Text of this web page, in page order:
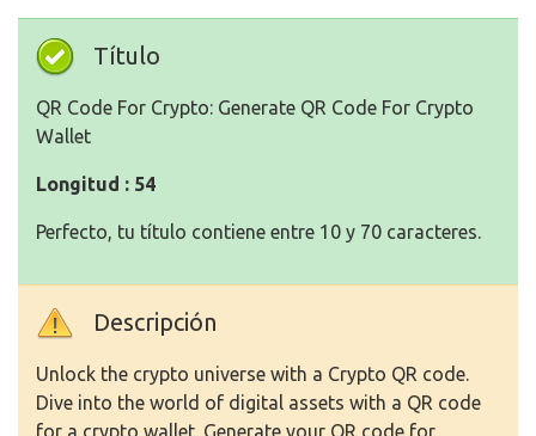
Título
QR Code For Crypto: Generate QR Code For Crypto
Wallet
Longitud : 54
Perfecto, tu título contiene entre 10 y 70 caracteres.
Descripción
Unlock the crypto universe with a Crypto QR code.
Dive into the world of digital assets with a QR code
for a crypto wallet. Generate your QR code for